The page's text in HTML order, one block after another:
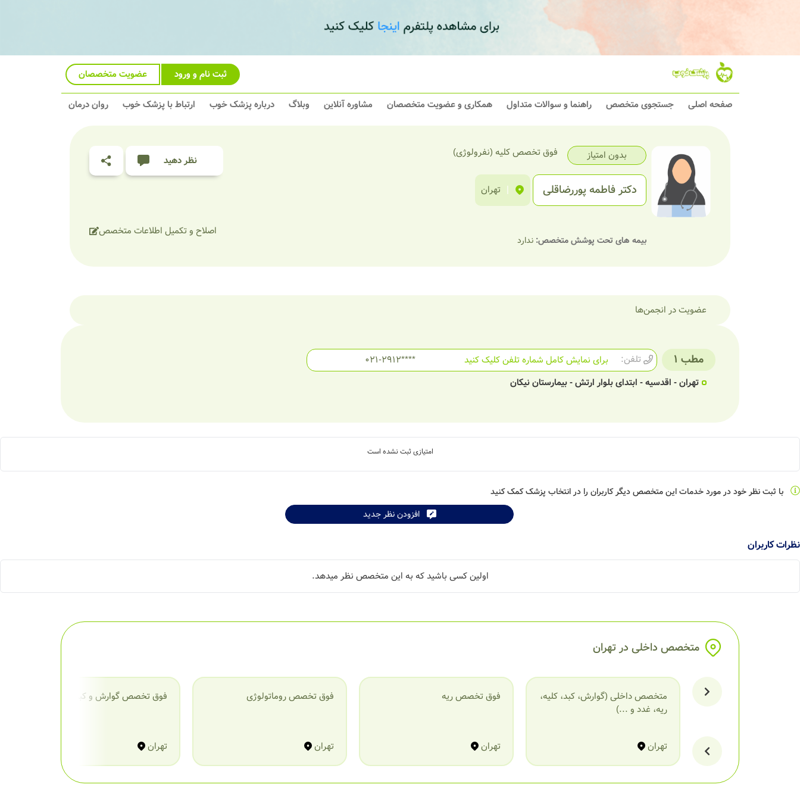
ثبت نام و ورود عضویت متخصصان
صفحه اصلی جستجوی متخصص راهنما و سوالات متداول همکاری و عضویت متخصصان مشاوره آنلاین وبلاگ درباره پزشک خوب ارتباط با پزشک خوب روان درمان
بدون امتیاز فوق تخصص کلیه (نفرولوژی)
دکتر فاطمه پوررضاقلی | تهران
بیمه های تحت پوشش متخصص:ندارد
نظر دهید
اصلاح و تکمیل اطلاعات متخصص
عضویت در انجمن‌ها
مطب 1 تلفن: 021-2912****
برای نمایش کامل شماره تلفن کلیک کنید
تهران - اقدسیه - ابتدای بلوار ارتش - بیمارستان نیکان
امتیازی ثبت نشده است
با ثبت نظر خود در مورد خدمات این متخصص دیگر کاربران را در انتخاب پزشک کمک کنید
افزودن نظر جدید
نظرات کاربران
اولین کسی باشید که به این متخصص نظر میدهد.
متخصص داخلی در تهران
متخصص داخلی (گوارش، کبد، کلیه،
ریه، غدد و ...)
تهران
فوق تخصص ریه
تهران
فوق تخصص روماتولوژی
تهران
فوق تخصص گوارش و کبد
تهران